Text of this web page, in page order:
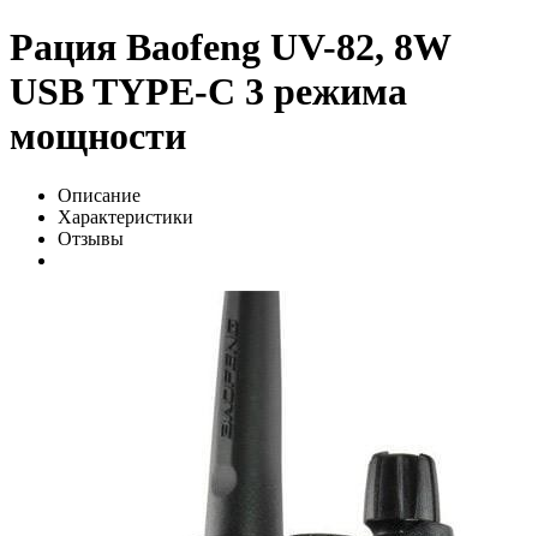
Рация Baofeng UV-82, 8W
USB TYPE-C 3 режима
мощности
Описание
Характеристики
Отзывы